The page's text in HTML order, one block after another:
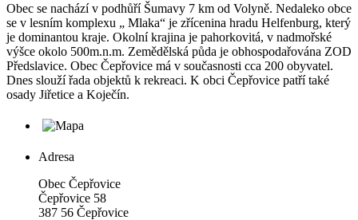
Obec se nachází v podhůří Šumavy 7 km od Volyně. Nedaleko obce
se v lesním komplexu „ Mlaka“ je zřícenina hradu Helfenburg, který
je dominantou kraje. Okolní krajina je pahorkovitá, v nadmořské
výšce okolo 500m.n.m. Zemědělská půda je obhospodařována ZOD
Předslavice. Obec Čepřovice má v současnosti cca 200 obyvatel.
Dnes slouží řada objektů k rekreaci. K obci Čepřovice patří také
osady Jiřetice a Koječín.
Adresa
Obec Čepřovice
Čepřovice 58
387 56 Čepřovice